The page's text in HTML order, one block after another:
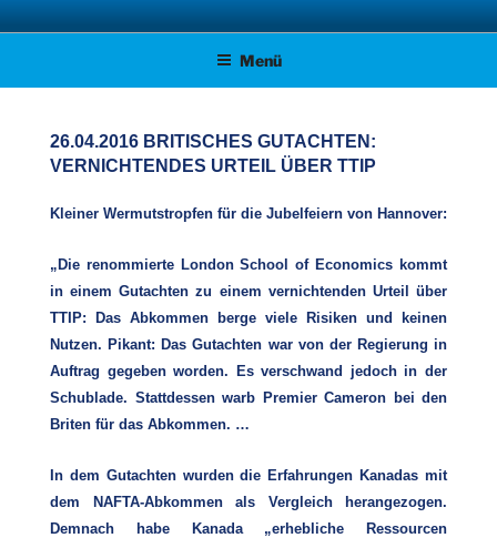
Zum
Inhalt AFD KREISVERBAND STADE
Menü
26.04.2016 BRITISCHES GUTACHTEN:
VERNICHTENDES URTEIL ÜBER TTIP
Kleiner Wermutstropfen für die Jubelfeiern von Hannover:
„Die renommierte London School of Economics kommt
in einem Gutachten zu einem vernichtenden Urteil über
TTIP: Das Abkommen berge viele Risiken und keinen
Nutzen. Pikant: Das Gutachten war von der Regierung in
Auftrag gegeben worden. Es verschwand jedoch in der
Schublade. Stattdessen warb Premier Cameron bei den
Briten für das Abkommen. …
In dem Gutachten wurden die Erfahrungen Kanadas mit
dem NAFTA-Abkommen als Vergleich herangezogen.
Demnach habe Kanada „erhebliche Ressourcen